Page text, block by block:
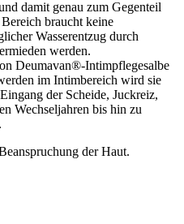
damit genau zum Gegenteil
braucht keine
Wasserentzug durch
werden.
Deumavan®-Intimpflegesalbe
im Intimbereich wird sie
der Scheide, Juckreiz,
Wechseljahren bis hin zu
der Haut.